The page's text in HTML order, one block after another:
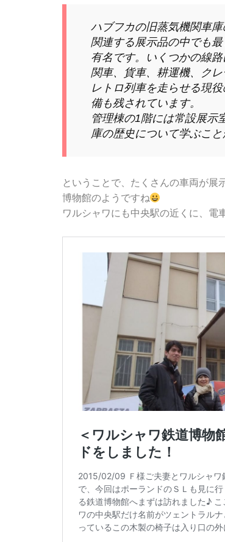
ハブフカの旧蒸気機関車
関連する展示品の中でも
有名です。いくつかの線
関車、貨車、耕運機、ク
レトロ列車を走らせる現
備も残されています。
管理棟の1階には常設展示
庫の歴史について学ぶこと
ということで、たくさんの車両が展
博物館のようですね
ワルシャワにも中央駅の近くに、電